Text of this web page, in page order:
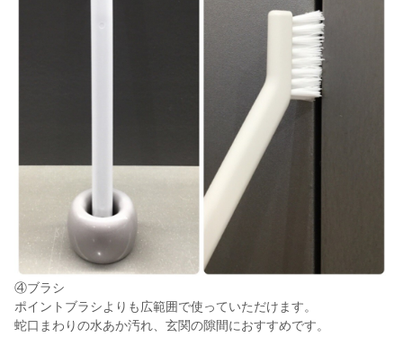
④ブラシ
ポイントブラシよりも広範囲で使っていただけます。
蛇口まわりの水あか汚れ、玄関の隙間におすすめです。